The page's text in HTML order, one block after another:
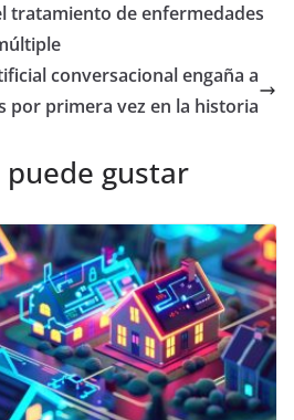
tratamiento de enfermedades
conversacional engaña a
por primera vez en la historia
gustar